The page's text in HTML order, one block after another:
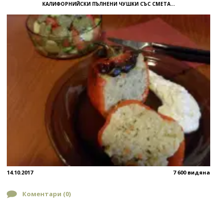
КАЛИФОРНИЙСКИ ПЪЛНЕНИ ЧУШКИ СЪС СМЕТА...
14.10.2017 7 600 видяна
Коментари (0)